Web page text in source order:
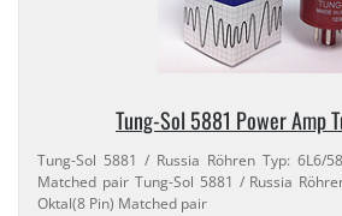
Tung-​Sol 5881 Power Amp
Tung-​Sol 5881 / Russia Röhren Typ: 6L6/​
Matched pair Tung-​Sol 5881 / Russia
Oktal(8 Pin) Matched pair